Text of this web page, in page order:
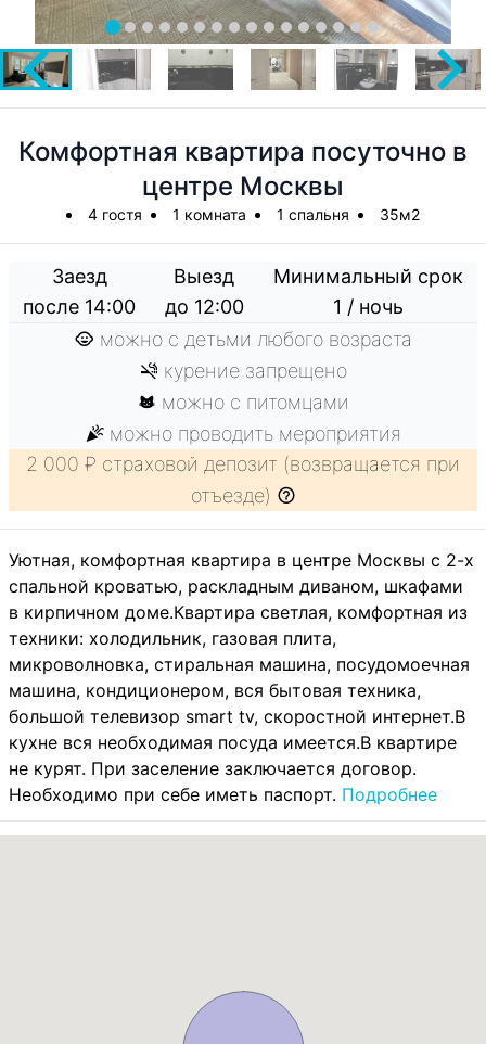
Комфортная квартира посуточно в
центре Москвы
4 гостя 1 комната 1 спальня 35м2
Заезд
после 14:00
Выезд
до 12:00
Минимальный срок
1 / ночь
можно с детьми любого возраста
курение запрещено
можно с питомцами
можно проводить мероприятия
2 000 ₽ страховой депозит (возвращается при
отъезде)
Уютная, комфортная квартира в центре Москвы с 2-х
спальной кроватью, раскладным диваном, шкафами
в кирпичном доме.Квартира светлая, комфортная из
техники: холодильник, газовая плита,
микроволновка, стиральная машина, посудомоечная
машина, кондиционером, вся бытовая техника,
большой телевизор smart tv, скоростной интернет.В
кухне вся необходимая посуда имеется.В квартире
не курят. При заселение заключается договор.
Необходимо при себе иметь паспорт. Подробнее